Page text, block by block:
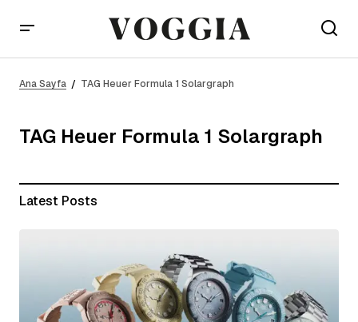
Ana Sayfa TAG Heuer Formula 1 Solargraph
TAG Heuer Formula 1 Solargraph
Latest Posts